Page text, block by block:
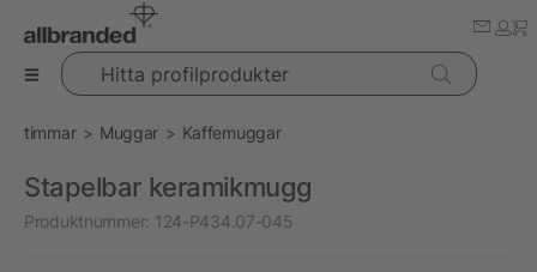
Hitta profilprodukter
timmar Muggar Kaffemuggar
Stapelbar keramikmugg
Produktnummer: 124-P434.07-045